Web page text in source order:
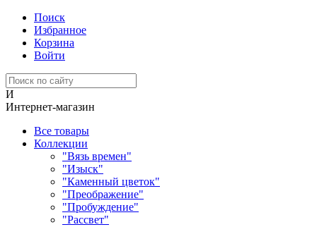
Поиск
Избранное
Корзина
Войти
И
Интернет-магазин
Все товары
Коллекции
"Вязь времен"
"Изыск"
"Каменный цветок"
"Преображение"
"Пробуждение"
"Рассвет"